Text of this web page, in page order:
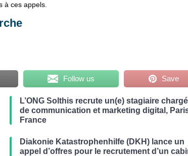
à ces appels.
Follow us Save
L’ONG Solthis recrute un(e) stagiaire
de communication et marketing digital,
France
Diakonie Katastrophenhilfe (DKH) lance un
appel d’offres pour le recrutement d’un